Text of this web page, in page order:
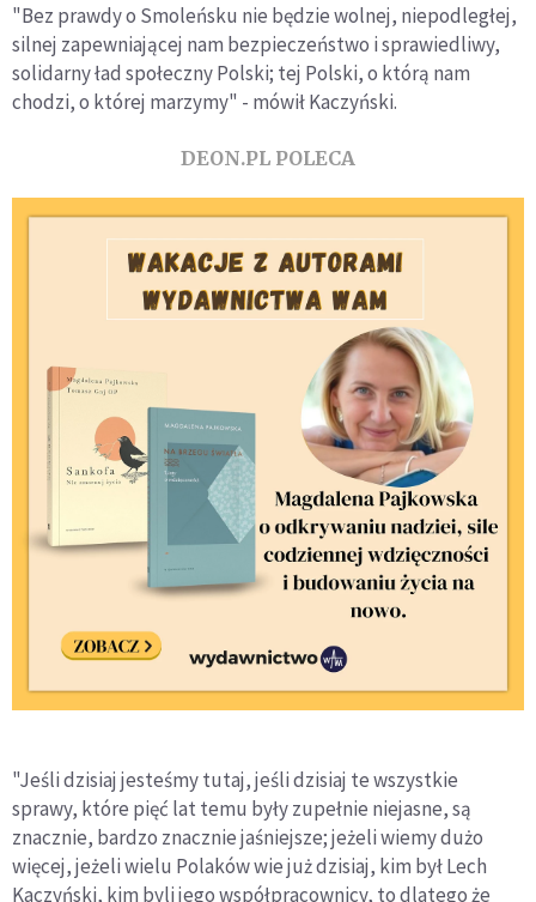
"Bez prawdy o Smoleńsku nie będzie wolnej, niepodległej,
silnej zapewniającej nam bezpieczeństwo i sprawiedliwy,
solidarny ład społeczny Polski; tej Polski, o którą nam
chodzi, o której marzymy" - mówił Kaczyński.
DEON.PL POLECA
"Jeśli dzisiaj jesteśmy tutaj, jeśli dzisiaj te wszystkie
sprawy, które pięć lat temu były zupełnie niejasne, są
znacznie, bardzo znacznie jaśniejsze; jeżeli wiemy dużo
więcej, jeżeli wielu Polaków wie już dzisiaj, kim był Lech
Kaczyński, kim byli jego współpracownicy, to dlatego że